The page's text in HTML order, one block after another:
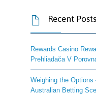
 Recent Posts
Rewards Casino
Prehliadača V
Weighing the
Australian Betting